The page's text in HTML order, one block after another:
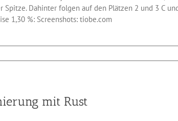
Spitze. Dahinter folgen auf den Plätzen 2 und 3 C
1,30 %: Screenshots: tiobe.com
mit Rust